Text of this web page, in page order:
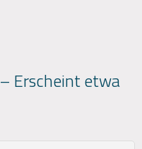
Erscheint etwa